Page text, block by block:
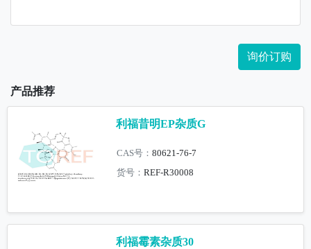
询价订购
产品推荐
利福昔明EP杂质G
CAS号：80621-76-7
货号：REF-R30008
利福霉素杂质30